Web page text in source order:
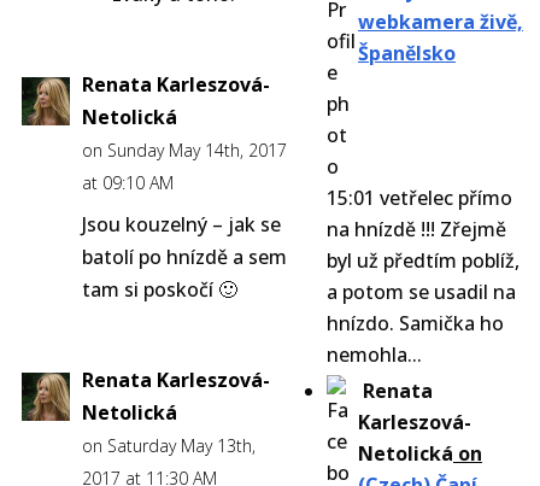
webkamera živě,
Španělsko
15:01 vetřelec přímo
na hnízdě !!! Zřejmě
byl už předtím poblíž,
a potom se usadil na
hnízdo. Samička ho
nemohla...
Renata
Karleszová-
Netolická on
Renata Karleszová-
Netolická
on Sunday May 14th, 2017
at 09:10 AM
Jsou kouzelný – jak se
batolí po hnízdě a sem
tam si poskočí 🙂
Renata Karleszová-
Netolická
on Saturday May 13th,
2017 at 11:30 AM